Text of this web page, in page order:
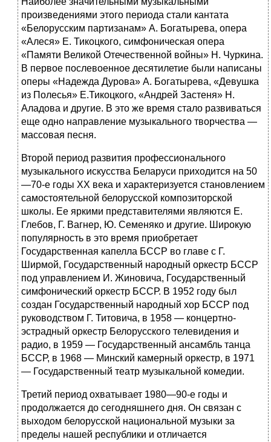
произведениями этого периода стали кантата
«Белорусским партизанам» А. Богатырева, опера
«Алеся» Е. Тикоцкого, симфоническая опера
«Памяти Великой Отечественной войны» Н. Чуркина.
В первое послевоенное десятилетие были написаны
оперы «Надежда Дурова» А. Богатырева, «Девушка
из Полесья» Е.Тикоцкого, «Андрей Застеня» Н.
Аладова и другие. В это же время стало развиваться
еще одно направление музыкального творчества —
массовая песня.
Второй период развития профессионального
музыкального искусства Беларуси приходится на 50
—70-е годы XX века и характеризуется становлением
самостоятельной белорусской композиторской
школы. Ее яркими представителями являются Е.
Глебов, Г. Вагнер, Ю. Семеняко и другие. Широкую
популярность в это время приобретает
Государственная капелла БССР во главе с Г.
Ширмой, Государственный народный оркестр БССР
под управлением И. Жиновича, Государственный
симфонический оркестр БССР. В 1952 году был
создан Государственный народный хор БССР под
руководством Г. Титовича, в 1958 — концертно-
эстрадный оркестр Белорусского телевидения и
радио, в 1959 — Государственный ансамбль танца
БССР, в 1968 — Минский камерный оркестр, в 1971
— Государственный театр музыкальной комедии.
Третий период охватывает 1980—90-е годы и
продолжается до сегодняшнего дня. Он связан с
выходом белорусской национальной музыки за
пределы нашей республики и отличается